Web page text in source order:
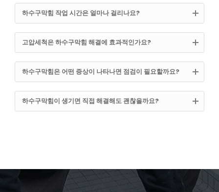
하수구막힘 작업 시간은 얼마나 걸리나요?
고압세척은 하수구막힘 해결에 효과적인가요?
하수구막힘은 어떤 증상이 나타나면 점검이 필요할까요?
하수구막힘이 생기면 직접 해결해도 괜찮을까요?